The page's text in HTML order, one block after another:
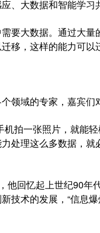
大数据和智能学习
大数据。通过大量
移，这样的能力可以
域的专家，嘉宾们
拍一张照片，就能
处理这么多数据，
回忆起上世纪90年
术的发展，“信息